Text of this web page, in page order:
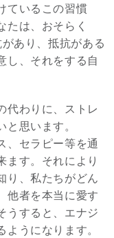
ているこの習慣
たは、おそらく
があり、抵抗がある
し、それをする自
代わりに、ストレ
思います。
、セラピー等を通
ます。それにより
り、私たちがどん
他者を本当に愛す
うすると、エナジ
うになります。